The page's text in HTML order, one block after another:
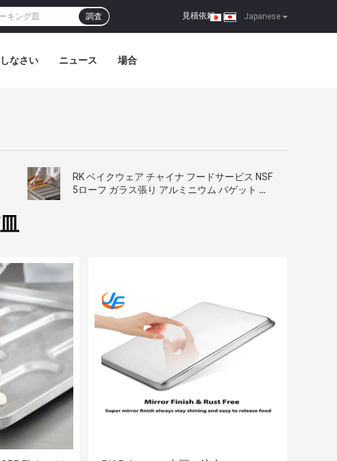
Japanese
見積依頼 |
調査
なさい ニュース 場合
RK ベイクウェア チャイナ フードサービス NSF
5ローフ ガラス張り アルミニウム バゲット ベ